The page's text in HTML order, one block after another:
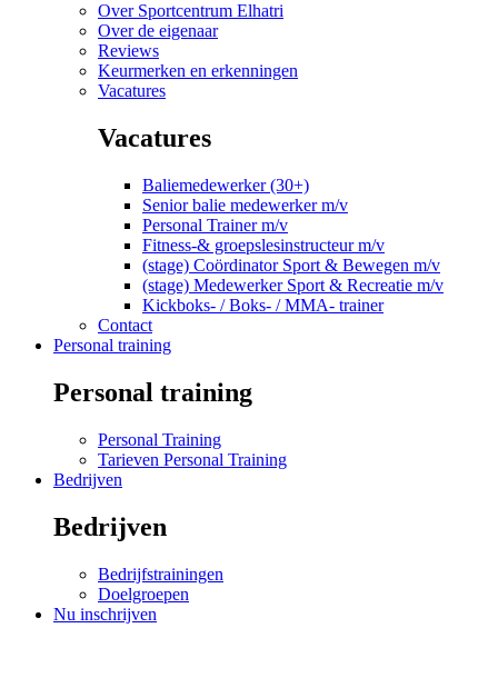
Over Sportcentrum Elhatri
Over de eigenaar
Reviews
Keurmerken en erkenningen
Vacatures
Vacatures
Baliemedewerker (30+)
Senior balie medewerker m/v
Personal Trainer m/v
Fitness-& groepslesinstructeur m/v
(stage) Coördinator Sport & Bewegen m/v
(stage) Medewerker Sport & Recreatie m/v
Kickboks- / Boks- / MMA- trainer
Contact
Personal training
Personal training
Personal Training
Tarieven Personal Training
Bedrijven
Bedrijven
Bedrijfstrainingen
Doelgroepen
Nu inschrijven